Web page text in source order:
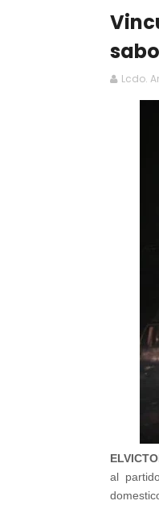
Lcdo.
al